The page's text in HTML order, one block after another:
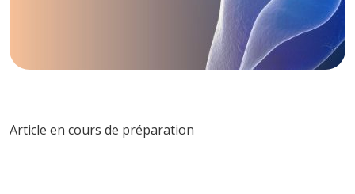
Article en cours de préparation